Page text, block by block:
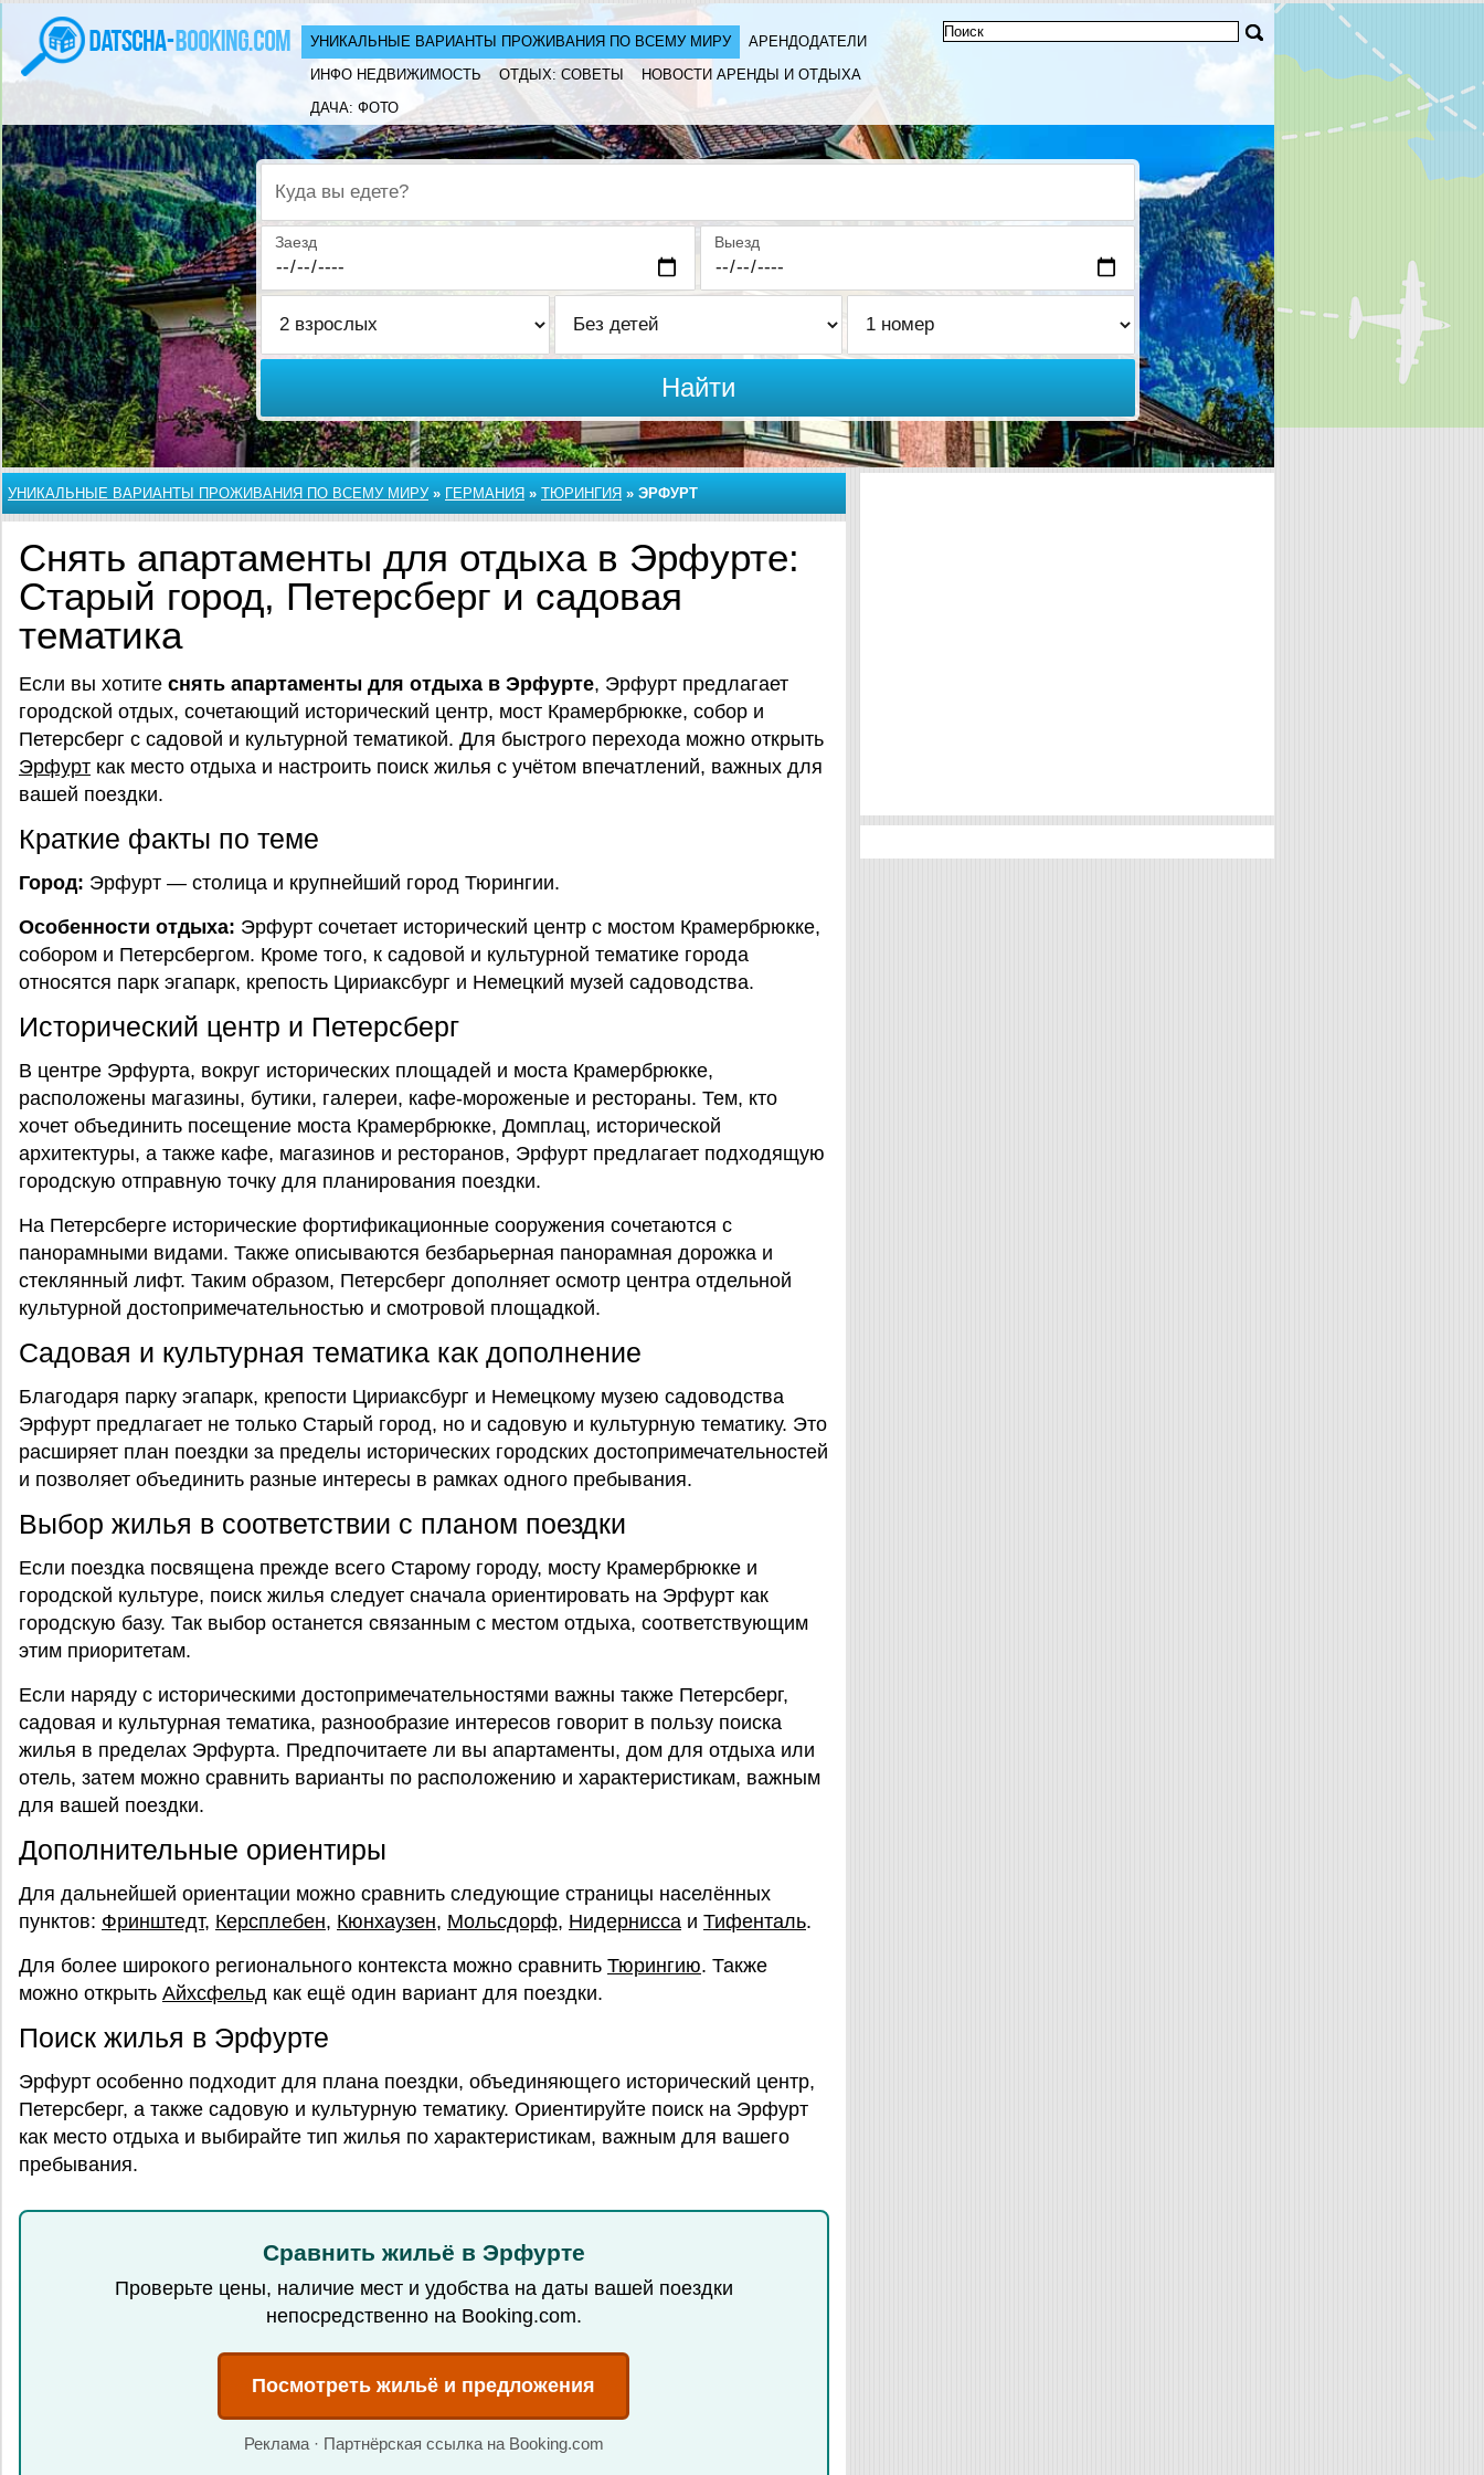
УНИКАЛЬНЫЕ ВАРИАНТЫ ПРОЖИВАНИЯ ПО ВСЕМУ МИРУ
АРЕНДОДАТЕЛИ
ИНФО НЕДВИЖИМОСТЬ
ОТДЫХ: СОВЕТЫ
НОВОСТИ АРЕНДЫ И ОТДЫХА
ДАЧА: ФОТО
Куда вы едете?
Заезд Выезд
Найти
УНИКАЛЬНЫЕ ВАРИАНТЫ ПРОЖИВАНИЯ ПО ВСЕМУ МИРУ» ГЕРМАНИЯ » ТЮРИНГИЯ » ЭРФУРТ
Снять апартаменты для отдыха в Эрфурте:
Старый город, Петерсберг и садовая
тематика
Если вы хотите снять апартаменты для отдыха в Эрфурте, Эрфурт предлагает
городской отдых, сочетающий исторический центр, мост Крамербрюкке, собор и
Петерсберг с садовой и культурной тематикой. Для быстрого перехода можно открыть
Эрфурт как место отдыха и настроить поиск жилья с учётом впечатлений, важных для
вашей поездки.
Краткие факты по теме
Город: Эрфурт — столица и крупнейший город Тюрингии.
Особенности отдыха: Эрфурт сочетает исторический центр с мостом Крамербрюкке,
собором и Петерсбергом. Кроме того, к садовой и культурной тематике города
относятся парк эгапарк, крепость Цириаксбург и Немецкий музей садоводства.
Исторический центр и Петерсберг
В центре Эрфурта, вокруг исторических площадей и моста Крамербрюкке,
расположены магазины, бутики, галереи, кафе-мороженые и рестораны. Тем, кто
хочет объединить посещение моста Крамербрюкке, Домплац, исторической
архитектуры, а также кафе, магазинов и ресторанов, Эрфурт предлагает подходящую
городскую отправную точку для планирования поездки.
На Петерсберге исторические фортификационные сооружения сочетаются с
панорамными видами. Также описываются безбарьерная панорамная дорожка и
стеклянный лифт. Таким образом, Петерсберг дополняет осмотр центра отдельной
культурной достопримечательностью и смотровой площадкой.
Садовая и культурная тематика как дополнение
Благодаря парку эгапарк, крепости Цириаксбург и Немецкому музею садоводства
Эрфурт предлагает не только Старый город, но и садовую и культурную тематику. Это
расширяет план поездки за пределы исторических городских достопримечательностей
и позволяет объединить разные интересы в рамках одного пребывания.
Выбор жилья в соответствии с планом поездки
Если поездка посвящена прежде всего Старому городу, мосту Крамербрюкке и
городской культуре, поиск жилья следует сначала ориентировать на Эрфурт как
городскую базу. Так выбор останется связанным с местом отдыха, соответствующим
этим приоритетам.
Если наряду с историческими достопримечательностями важны также Петерсберг,
садовая и культурная тематика, разнообразие интересов говорит в пользу поиска
жилья в пределах Эрфурта. Предпочитаете ли вы апартаменты, дом для отдыха или
отель, затем можно сравнить варианты по расположению и характеристикам, важным
для вашей поездки.
Дополнительные ориентиры
Для дальнейшей ориентации можно сравнить следующие страницы населённых
пунктов: Фринштедт, Керсплебен, Кюнхаузен, Мольсдорф, Нидернисса и Тифенталь.
Для более широкого регионального контекста можно сравнить Тюрингию. Также
можно открыть Айхсфельд как ещё один вариант для поездки.
Поиск жилья в Эрфурте
Эрфурт особенно подходит для плана поездки, объединяющего исторический центр,
Петерсберг, а также садовую и культурную тематику. Ориентируйте поиск на Эрфурт
как место отдыха и выбирайте тип жилья по характеристикам, важным для вашего
пребывания.
Сравнить жильё в Эрфурте
Проверьте цены, наличие мест и удобства на даты вашей поездки
непосредственно на Booking.com.
Посмотреть жильё и предложения
Реклама · Партнёрская ссылка на Booking.com